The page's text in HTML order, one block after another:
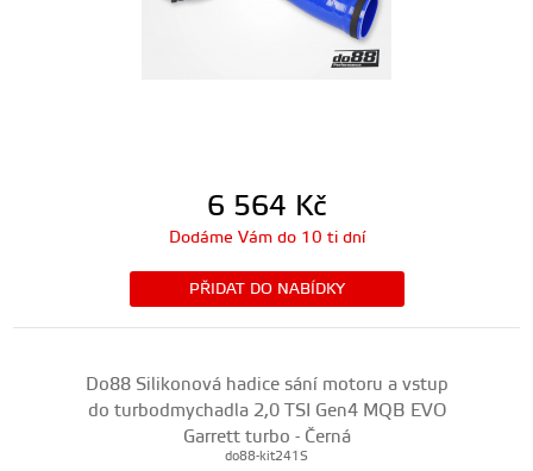
6 564 Kč
Dodáme Vám do 10 ti dní
PŘIDAT DO NABÍDKY
Do88 Silikonová hadice sání motoru a vstup
do turbodmychadla 2,0 TSI Gen4 MQB EVO
Garrett turbo - Černá
do88-kit241S